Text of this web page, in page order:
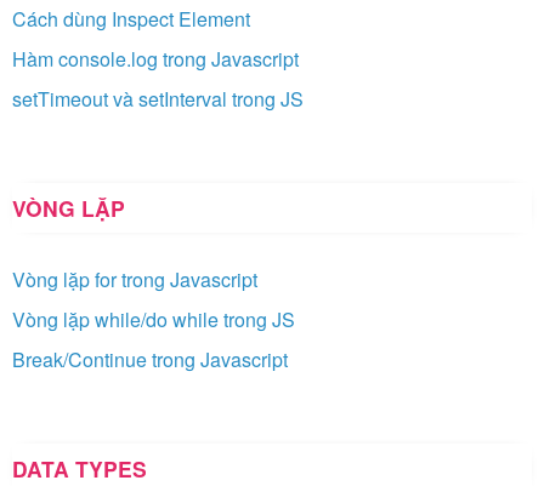
Cách dùng Inspect Element
Hàm console.log trong Javascript
setTimeout và setInterval trong JS
VÒNG LẶP
Vòng lặp for trong Javascript
Vòng lặp while/do while trong JS
Break/Continue trong Javascript
DATA TYPES